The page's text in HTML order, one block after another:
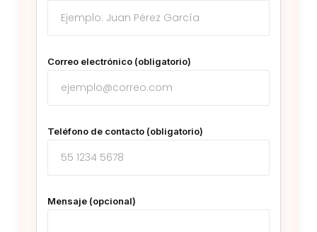
Correo electrónico (obligatorio)
Teléfono de contacto (obligatorio)
Mensaje (opcional)